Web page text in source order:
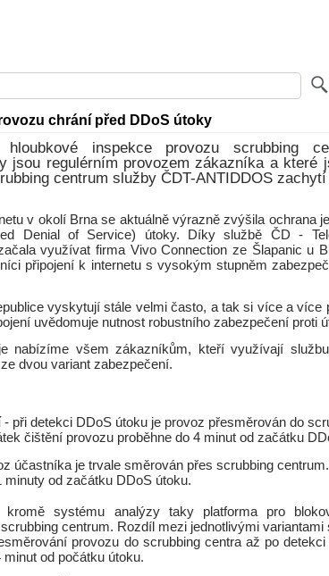
chrání před DDoS útoky
hloubkové inspekce provozu scrubbing
jsou regulérním provozem zákazníka a které
centrum služby ČDT-ANTIDDOS
v okolí Brna se aktuálně výrazně zvýšila ochrana
Denial of Service) útoky. Díky službě ČD -
využívat firma Vivo Connection ze Šlapanic u
připojení k internetu s vysokým stupněm
vyskytují stále velmi často, a tak si více a více
uvědomuje nutnost robustního zabezpečení proti
nabízíme všem zákazníkům, kteří využívají službu
dvou variant zabezpečení.
- při detekci DDoS útoku je provoz přesměrován do
čištění provozu proběhne do 4 minut od začátku
účastníka je trvale směrován přes scrubbing
minuty od začátku DDoS útoku.
systému analýzy taky platforma pro
centrum. Rozdíl mezi jednotlivými variantami
provozu do scrubbing centra až po
od počátku útoku.